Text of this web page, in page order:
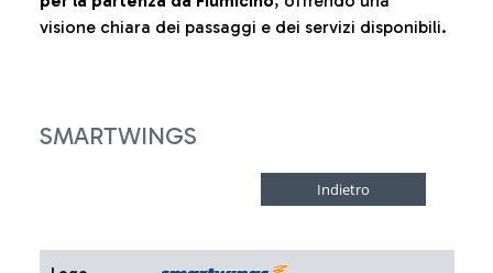
visione chiara dei passaggi e dei servizi disponibili.
SMARTWINGS